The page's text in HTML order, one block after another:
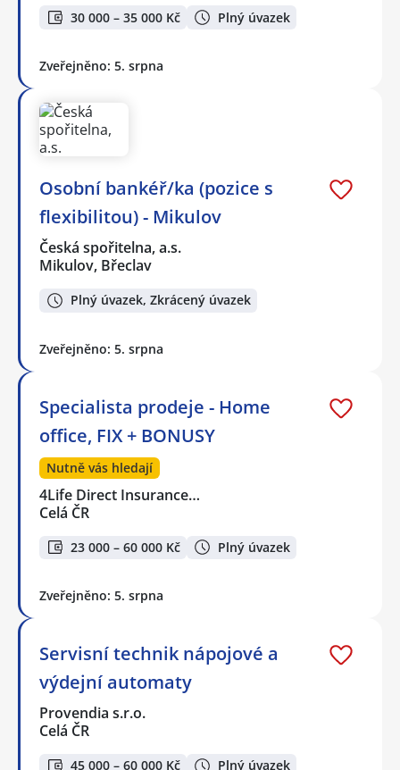
30 000 – 35 000 Kč Plný úvazek
Zveřejněno: 5. srpna
Osobní bankéř/ka (pozice s
flexibilitou) - Mikulov
Česká spořitelna, a.s.
Mikulov, Břeclav
Plný úvazek, Zkrácený úvazek
Zveřejněno: 5. srpna
Specialista prodeje - Home
office, FIX + BONUSY
Nutně vás hledají
4Life Direct Insurance…
Celá ČR
23 000 – 60 000 Kč Plný úvazek
Zveřejněno: 5. srpna
Servisní technik nápojové a
výdejní automaty
Provendia s.r.o.
Celá ČR
45 000 – 60 000 Kč Plný úvazek